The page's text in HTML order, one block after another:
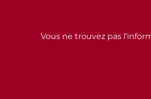
Vous ne trouvez pas